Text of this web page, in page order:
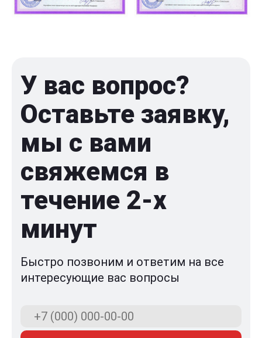
У вас вопрос?
Оставьте заявку,
мы с вами
свяжемся в
течение 2-x
минут
Быстро позвоним и ответим на все
интересующие вас вопросы